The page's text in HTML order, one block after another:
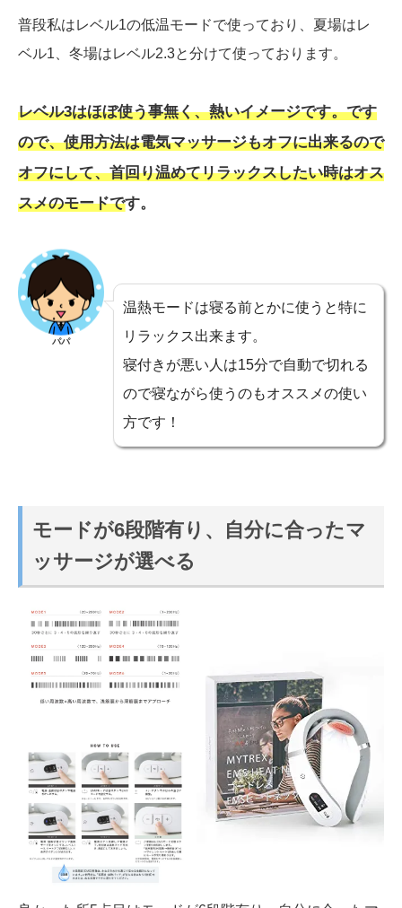
普段私はレベル1の低温モードで使っており、夏場はレ
ベル1、冬場はレベル2.3と分けて使っております。
レベル3はほぼ使う事無く、熱いイメージです。です
ので、使用方法は電気マッサージもオフに出来るので
オフにして、首回り温めてリラックスしたい時はオス
スメのモードです。
パパ
温熱モードは寝る前とかに使うと特に
リラックス出来ます。
寝付きが悪い人は15分で自動で切れる
ので寝ながら使うのもオススメの使い
方です！
モードが6段階有り、自分に合ったマ
ッサージが選べる